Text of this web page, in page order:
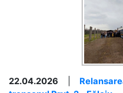
22.04.2026